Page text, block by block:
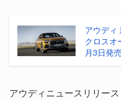
アウディ
クロス
月3日発売
アウディニュースリリース